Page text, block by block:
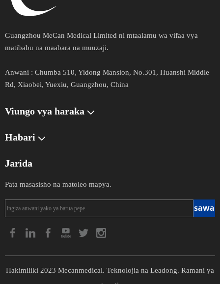
Guangzhou MeCan Medical Limited ni mtaalamu wa vifaa vya
matibabu na maabara na muuzaji.
Anwani : Chumba 510, Yidong Mansion, No.301, Huanshi Middle
Rd, Xiaobei, Yuexiu, Guangzhou, China
Viungo vya haraka
Habari
Jarida
Pata masasisho na matoleo mapya.
sawa
Hakimiliki 2023 Mecanmedical. Teknolojia na Leadong. Ramani ya